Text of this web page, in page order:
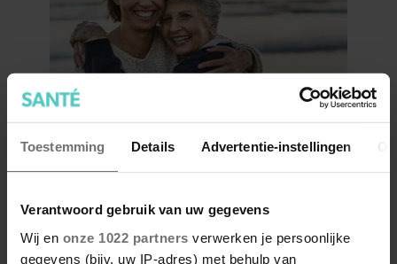
Toestemming Details Advertentie-instellingen
Verantwoord gebruik van uw gegevens
Wij en onze 1022 partners verwerken je persoonlijke
gegevens (bijv. uw IP-adres) met behulp van
8 signalen dat je steeds meer
op je moeder lijkt